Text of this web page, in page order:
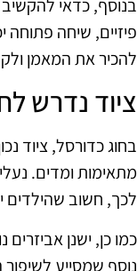
בנוסף, כדאי
פיזיים, שיחה
להכיר את המאמן
ציוד נדרש
בחוג כדורסל, ציוד
מתאימות ומדים.
לכך, חשוב שהילדים
כמו כן, ישנן
נוסף שמסייע לשיפור